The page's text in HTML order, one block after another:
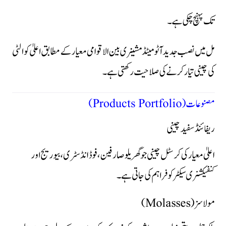
تک پہنچ چکی ہے۔
مل میں نصب جدید آٹومیٹڈ مشینری بین الاقوامی معیار کے مطابق اعلیٰ کوالٹی
کی چینی تیار کرنے کی صلاحیت رکھتی ہے۔
مصنوعات (Products Portfolio)
ریفائنڈ سفید چینی
اعلیٰ معیار کی کرسٹل چینی جو گھریلو صارفین، فوڈ انڈسٹری، بیوریج اور
کنفیکشنری سیکٹر کو فراہم کی جاتی ہے۔
مولاسز (Molasses)